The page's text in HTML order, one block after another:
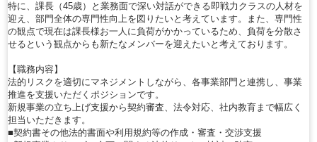
特に、課長（45歳）と業務面で深い対話ができる即戦力クラスの人材を
迎え、部門全体の専門性向上を図りたいと考えています。また、専門性
の観点で現在は課長様お一人に負荷がかかっているため、負荷を分散さ
せるという観点からも新たなメンバーを迎えたいと考えております。
【職務内容】
法的リスクを適切にマネジメントしながら、各事業部門と連携し、事業
推進を支援いただくポジションです。
新規事業の立ち上げ支援から契約審査、法令対応、社内教育まで幅広く
担当いただきます。
■契約書その他法的書面や利用規約等の作成・審査・交渉支援